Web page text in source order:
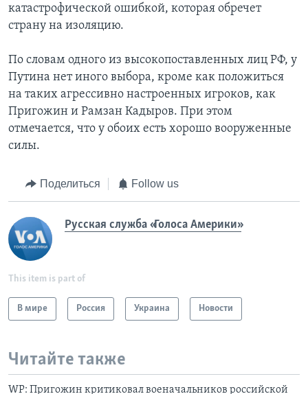
катастрофической ошибкой, которая обречет
страну на изоляцию.
По словам одного из высокопоставленных лиц РФ, у
Путина нет иного выбора, кроме как положиться
на таких агрессивно настроенных игроков, как
Пригожин и Рамзан Кадыров. При этом
отмечается, что у обоих есть хорошо вооруженные
силы.
Поделиться Follow us
Русская служба «Голоса Америки»
This item is part of
В мире Россия Украина Новости
Читайте также
WP: Пригожин критиковал военачальников российской